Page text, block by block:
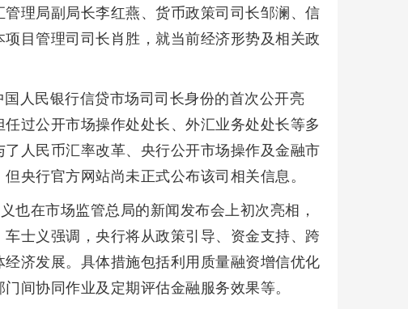
理局副局长李红燕、货币政策司司长邹澜、信
目管理司司长肖胜，就当前经济形势及相关政
人民银行信贷市场司司长身份的首次公开亮
过公开市场操作处处长、外汇业务处处长等多
人民币汇率改革、央行公开市场操作及金融市
央行官方网站尚未正式公布该司相关信息。
也在市场监管总局的新闻发布会上初次亮相，
士义强调，央行将从政策引导、资金支持、跨
济发展。具体措施包括利用质量融资增信优化
间协同作业及定期评估金融服务效果等。